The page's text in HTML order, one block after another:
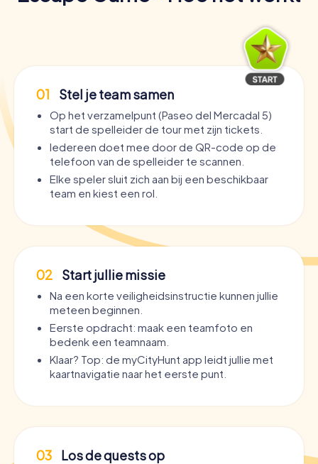
01 Stel je team samen
Op het verzamelpunt (Paseo del Mercadal 5)
start de spelleider de tour met zijn tickets.
Iedereen doet mee door de QR-code op de
telefoon van de spelleider te scannen.
Elke speler sluit zich aan bij een beschikbaar
team en kiest een rol.
02 Start jullie missie
Na een korte veiligheidsinstructie kunnen jullie
meteen beginnen.
Eerste opdracht: maak een teamfoto en
bedenk een teamnaam.
Klaar? Top: de myCityHunt app leidt jullie met
kaartnavigatie naar het eerste punt.
03 Los de quests op